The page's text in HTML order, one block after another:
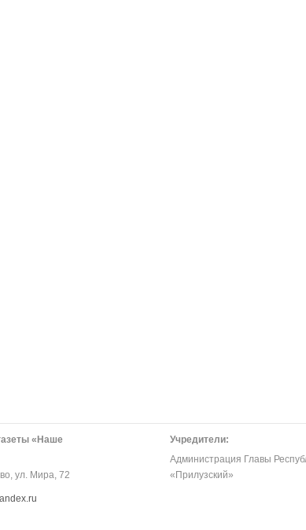
«Наше
ул. Мира, 72
Учредители:
Администрация Главы
«Прилузский»